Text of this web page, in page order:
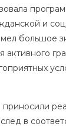
и
большое
активного
приносили
в